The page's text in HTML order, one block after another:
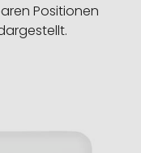
Positionen